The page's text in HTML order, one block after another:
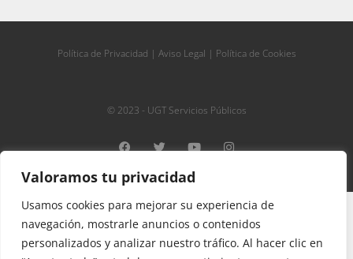
Valoramos tu privacidad
Usamos cookies para mejorar su experiencia de
navegación, mostrarle anuncios o contenidos
personalizados y analizar nuestro tráfico. Al hacer clic en
Política de Privacidad | Aviso Legal | Política de Cookies
© 2023 - UGT Servicios Públicos
Portada»UGT amb la Comissió Permanent de la Junta de
Personal Docent es reuneix amb la Direcció Territorial
de València.